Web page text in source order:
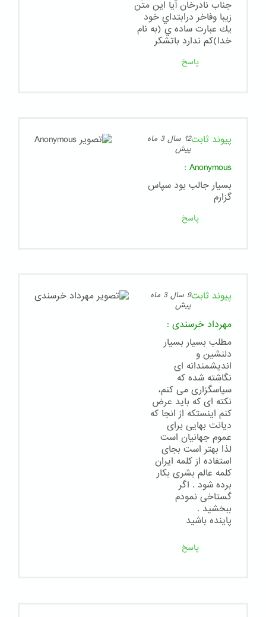
جناب نادرخان آيا اين متن
زيبا وفاخر درابتداي خود
يك عبارت ساده ي (به نام
خدا)كم ندارد باتشكر
پاسخ
پیوند ثابت
12 سال 3 ماه
پیش
Anonymous
:
بسيار جالب بود سپاس
گزارم
پاسخ
پیوند ثابت
9 سال 3 ماه
پیش
مهرداد خرسندی :
مطلب بسیار بسیار
دلنشین و
اندیشمندانه ای
نگاشته شده که
سپاسگزاری می کنم،
نکته ای که باید عرض
کنم اینستکه از انجا که
دیانت بهایی برای
عموم جهانیان است
لذا بهتر است بجای
استفاده از کلمه ایران
کلمه عالم بشری بکار
برده شود . اگر
گستاخی نمودم
ببخشید .
پاینده باشید
پاسخ